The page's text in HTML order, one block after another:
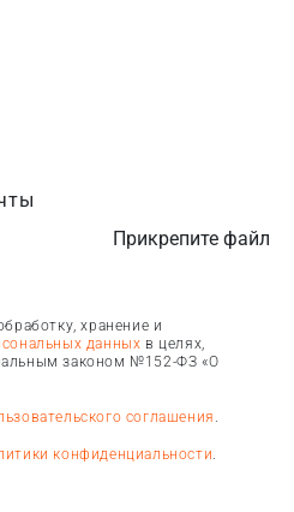
Прикрепите файл
хранение и
данных в целях,
законом №152-ФЗ «О
соглашения .
конфиденциальности.